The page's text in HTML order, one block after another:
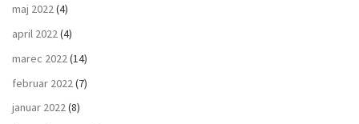
maj 2022(4)
april 2022(4)
marec 2022(14)
februar 2022 (7)
januar 2022(8)